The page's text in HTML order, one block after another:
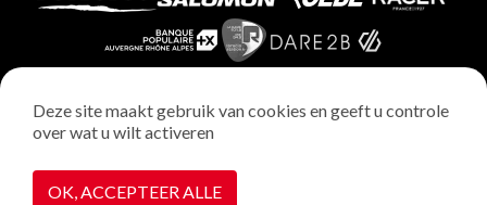
Wettelijke vermeldingen
Privacybeleid
Realisatie : StudioJuillet
Deze site maakt gebruik van cookies en geeft u controle
over wat u wilt activeren
OK, ACCEPTEER ALLE